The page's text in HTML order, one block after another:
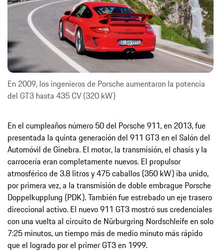
En 2009, los ingenieros de Porsche aumentaron la potencia
del GT3 hasta 435 CV (320 kW)
En el cumpleaños número 50 del Porsche 911, en 2013, fue
presentada la quinta generación del 911 GT3 en el Salón del
Automóvil de Ginebra. El motor, la transmisión, el chasís y la
carrocería eran completamente nuevos. El propulsor
atmosférico de 3.8 litros y 475 caballos (350 kW) iba unido,
por primera vez, a la transmisión de doble embrague Porsche
Doppelkupplung (PDK). También fue estrebado un eje trasero
direccional activo. El nuevo 911 GT3 mostró sus credenciales
con una vuelta al circuito de Nürburgring Nordschleife en solo
7:25 minutos, un tiempo más de medio minuto más rápido
que el logrado por el primer GT3 en 1999.